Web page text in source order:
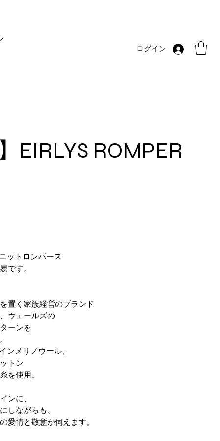
ログイン
EIRLYS ROMPER
ットロンパース
です。
置く家族経営のブランド
ウェールズの
ーンを
ンメリノウール、
トン
を使用。
ンに、
しながらも、
愛情と敬意が伺えます。